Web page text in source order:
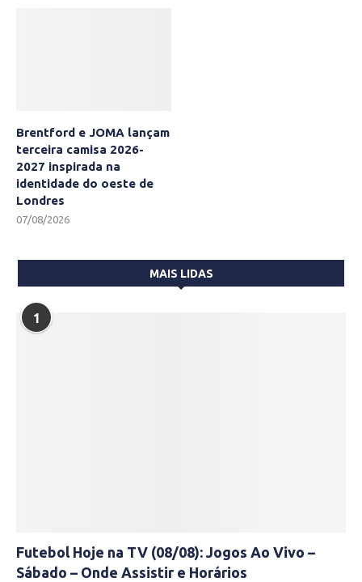
Brentford e JOMA lançam
terceira camisa 2026-
2027 inspirada na
identidade do oeste de
Londres
07/08/2026
MAIS LIDAS
1
Futebol Hoje na TV (08/08): Jogos Ao Vivo –
Sábado – Onde Assistir e Horários